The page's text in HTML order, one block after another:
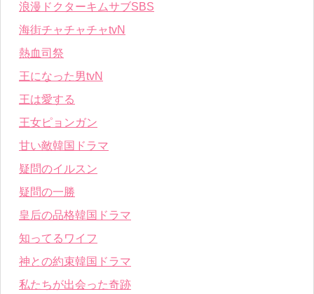
浪漫ドクターキムサブSBS
海街チャチャチャtvN
熱血司祭
王になった男tvN
王は愛する
王女ピョンガン
甘い敵韓国ドラマ
疑問のイルスン
疑問の一勝
皇后の品格韓国ドラマ
知ってるワイフ
神との約束韓国ドラマ
私たちが出会った奇跡